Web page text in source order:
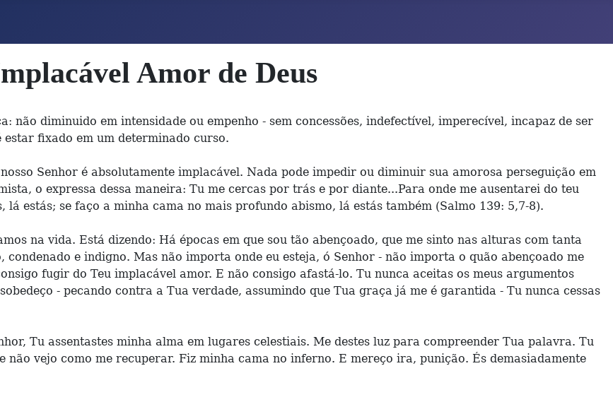
Amor de Deus
diminuido em intensidade ou empenho - sem concessões, indefectível, imperecível, incapaz de ser
fixado em um determinado curso.
Senhor é absolutamente implacável. Nada pode impedir ou diminuir sua amorosa perseguição em
o expressa dessa maneira: Tu me cercas por trás e por diante...Para onde me ausentarei do teu
estás; se faço a minha cama no mais profundo abismo, lá estás também (Salmo 139: 5,7-8).
na vida. Está dizendo: Há épocas em que sou tão abençoado, que me sinto nas alturas com tanta
e indigno. Mas não importa onde eu esteja, ó Senhor - não importa o quão abençoado me
fugir do Teu implacável amor. E não consigo afastá-lo. Tu nunca aceitas os meus argumentos
- pecando contra a Tua verdade, assumindo que Tua graça já me é garantida - Tu nunca cessas
Tu assentastes minha alma em lugares celestiais. Me destes luz para compreender Tua palavra. Tu
vejo como me recuperar. Fiz minha cama no inferno. E mereço ira, punição. És demasiadamente